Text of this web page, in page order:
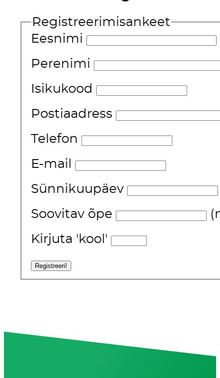
Registreerimisankeet
Eesnimi
Perenimi
Isikukood
Postiaadress
Telefon
E-mail
Sünnikuupäev
Soovitav õpe
Kirjuta 'kool'